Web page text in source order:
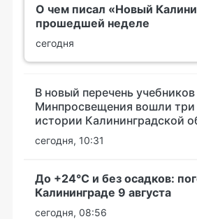
О чем писал «Новый
прошедшей неделе
сегодня
В новый перечень учебников
Минпросвещения вошли три
истории Калининградской
сегодня, 10:31
До +24°С и без осадков:
Калининграде 9 августа
сегодня, 08:56